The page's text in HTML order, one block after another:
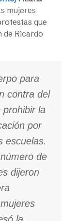
mujeres
que
de Ricardo
para
contra del
prohibir la
por
escuelas.
de
dijeron